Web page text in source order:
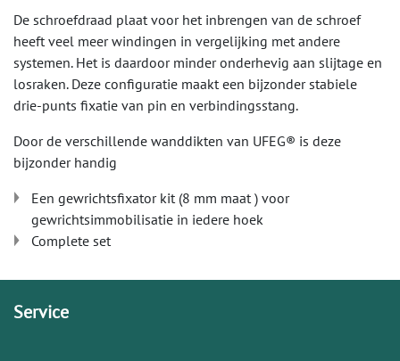
De schroefdraad plaat voor het inbrengen van de schroef
heeft veel meer windingen in vergelijking met andere
systemen. Het is daardoor minder onderhevig aan slijtage en
losraken. Deze configuratie maakt een bijzonder stabiele
drie-punts fixatie van pin en verbindingsstang.
Door de verschillende wanddikten van UFEG® is deze
bijzonder handig
Een gewrichtsfixator kit (8 mm maat ) voor
gewrichtsimmobilisatie in iedere hoek
Complete set
Service